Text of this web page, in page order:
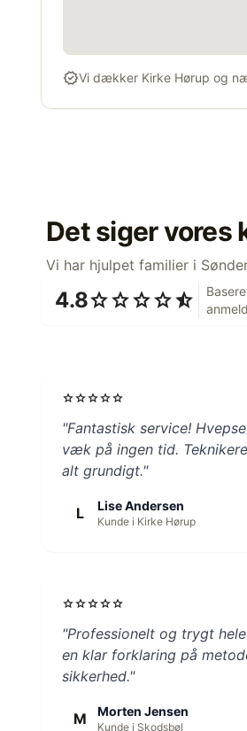
verifiedVi dækker Kirke Hørup og
Det siger vores
Vi har hjulpet familier i
4.8starstarstarstarstar_half
starstarstarstarstar
"Fantastisk service!
væk på ingen tid.
alt grundigt."
L Lise Andersen
Kunde i Kirke Hørup
starstarstarstarstar
"Professionelt og trygt
en klar forklaring på
sikkerhed."
M Morten Jensen
Kunde i Skodsbøl